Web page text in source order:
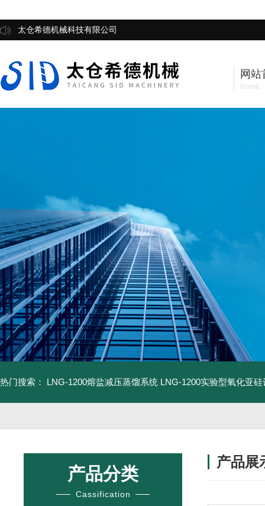
太仓希德机械科技有限公司
网站
Home
热门搜索： LNG-1200熔盐减压蒸馏系统 LNG-1200实验型氧化亚硅
产品分类
Cassification
产品展